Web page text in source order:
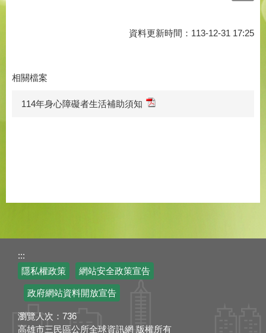
資料更新時間：113-12-31 17:25
相關檔案
114年身心障礙者生活補助須知
:::
隱私權政策
網站安全政策宣告
政府網站資料開放宣告
瀏覽人次： 736
高雄市三民區公所全球資訊網 版權所有